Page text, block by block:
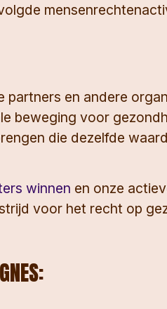
partners en andere
beweging voor
die dezelfde
winnen en onze
voor het recht op